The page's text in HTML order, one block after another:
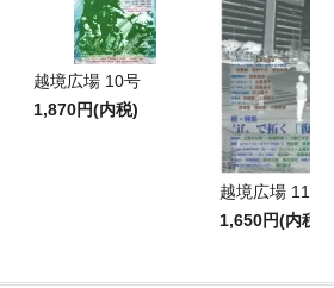
越境広場 10号
1,870円(内税)
越境広場 11号
1,650円(内税)